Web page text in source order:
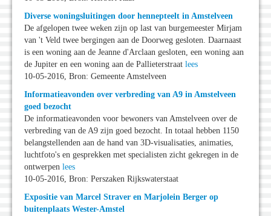
Diverse woningsluitingen door hennepteelt in Amstelveen
De afgelopen twee weken zijn op last van burgemeester Mirjam
van 't Veld twee bergingen aan de Doorweg gesloten. Daarnaast
is een woning aan de Jeanne d'Arclaan gesloten, een woning aan
de Jupiter en een woning aan de Pallieterstraat lees
10-05-2016, Bron: Gemeente Amstelveen
Informatieavonden over verbreding van A9 in Amstelveen
goed bezocht
De informatieavonden voor bewoners van Amstelveen over de
verbreding van de A9 zijn goed bezocht. In totaal hebben 1150
belangstellenden aan de hand van 3D-visualisaties, animaties,
luchtfoto's en gesprekken met specialisten zicht gekregen in de
ontwerpen lees
10-05-2016, Bron: Perszaken Rijkswaterstaat
Expositie van Marcel Straver en Marjolein Berger op
buitenplaats Wester-Amstel